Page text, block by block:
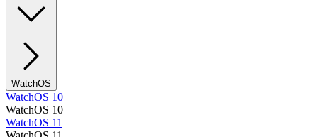
WatchOS
WatchOS 10
WatchOS 10
WatchOS 11